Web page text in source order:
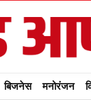
बिजनेस मनोरंजन